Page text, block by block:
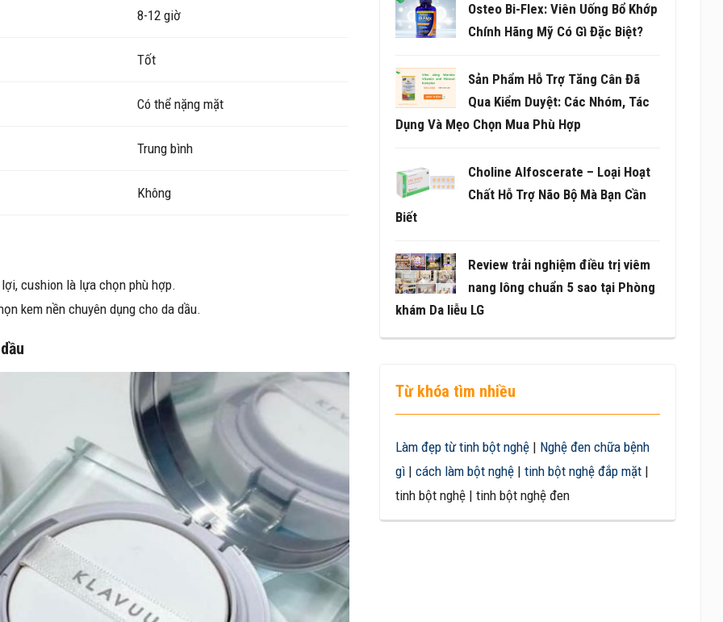
8-12 giờ
Tốt
Có thể nặng mặt
Trung bình
Không
cushion là lựa chọn phù hợp.
kem nền chuyên dụng cho da dầu.
Osteo Bi-Flex: Viên Uống Bổ Khớp
Chính Hãng Mỹ Có Gì Đặc Biệt?
Sản Phẩm Hỗ Trợ Tăng Cân Đã
Qua Kiểm Duyệt: Các Nhóm, Tác
Dụng Và Mẹo Chọn Mua Phù Hợp
Choline Alfoscerate – Loại Hoạt
Chất Hỗ Trợ Não Bộ Mà Bạn Cần
Biết
Review trải nghiệm điều trị viêm
nang lông chuẩn 5 sao tại Phòng
khám Da liễu LG
Từ khóa tìm nhiều
Làm đẹp từ tinh bột nghệ| Nghệ đen chữa bệnh
gì| cách làm bột nghệ| tinh bột nghệ đắp mặt|
tinh bột nghệ | tinh bột nghệ đen